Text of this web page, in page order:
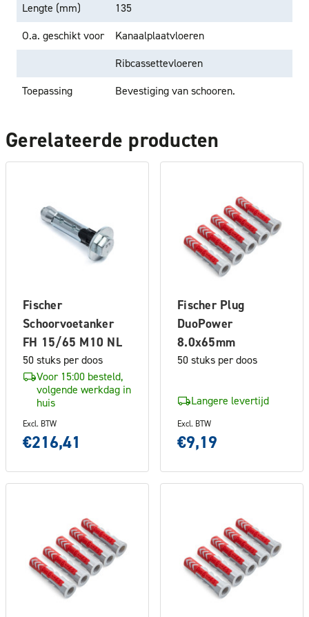
Lengte (mm)
135
O.a. geschikt voor
Kanaalplaatvloeren
Ribcassettevloeren
Toepassing
Bevestiging van schooren.
Gerelateerde producten
Fischer
Schoorvoetanker
FH 15/65 M10 NL
50 stuks per doos
Voor 15:00 besteld,
volgende werkdag in
huis
Excl. BTW
€216,41
Fischer Plug
DuoPower
8.0x65mm
50 stuks per doos
Langere levertijd
Excl. BTW
€9,19